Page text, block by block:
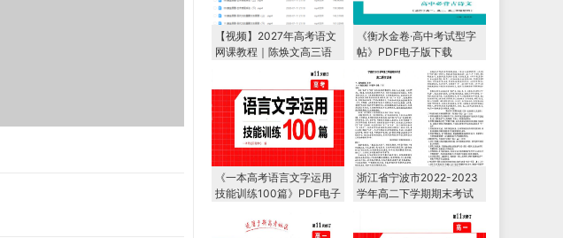
【视频】2027年高考语文
网课教程｜陈焕文高三语
文一轮复习暑假班视频教
《衡水金卷·高中考试型字
帖》PDF电子版下载
《一本高考语言文字运用
技能训练100篇》PDF电子
浙江省宁波市2022-2023
学年高二下学期期末考试